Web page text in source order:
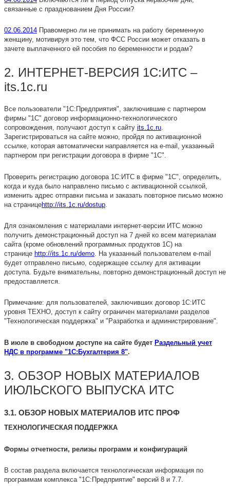
связанные с празднованием Дня России?
02.06.2014 Правомерно ли не принимать на работу беременную
женщину, мотивируя это тем, что ФСС России может отказать в
зачете выплаченного ей пособия по беременности и родам?
2. ИНТЕРНЕТ-ВЕРСИЯ 1С:ИТС –
its.1c.ru
Все пользователи "1С:Предприятия", заключившие с партнером
фирмы "1С" договор информационно-технологического
сопровождения, получают доступ к сайту its.1c.ru.
Зарегистрироваться на сайте можно, пройдя по активационной
ссылке, которая автоматически направляется на e-mail, указанный
партнером при регистрации договора в фирме "1С".
Проверить регистрацию договора 1С:ИТС в фирме "1С", определить,
когда и куда было направлено письмо с активационной ссылкой,
изменить адрес отправки письма и заказать повторное письмо можно
на страницеhttp://its.1c.ru/dostup
Для ознакомления с материалами интернет-версии ИТС можно
получить демонстрационный доступ на 7 дней ко всем материалам
сайта (кроме обновлений программных продуктов 1С) на
странице http://its.1c.ru/demo. На указанный пользователем e-mail
будет отправлено письмо, содержащее ссылку для активации
доступа. Будьте внимательны, повторно демонстрационный доступ не
предоставляется.
Примечание: для пользователей, заключивших договор 1С:ИТС
уровня ТЕХНО, доступ к сайту ограничен материалами разделов
"Технологическая поддержка" и "Разработка и администрирование".
В июле в свободном доступе на сайте будет Раздельный учет
НДС в программе "1С:Бухгалтерия 8".
3. ОБЗОР НОВЫХ МАТЕРИАЛОВ
ИЮЛЬСКОГО ВЫПУСКА ИТС
3.1. ОБЗОР НОВЫХ МАТЕРИАЛОВ ИТС ПРОФ
ТЕХНОЛОГИЧЕСКАЯ ПОДДЕРЖКА
Формы отчетности, релизы программ и конфигураций
В состав раздела включается технологическая информация по
программам комплекса "1С:Предприятие" версий 8 и 7.7.